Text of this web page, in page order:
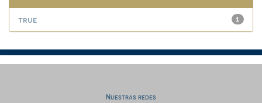
1
true
Nuestras redes